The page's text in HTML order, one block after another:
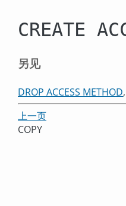
CREATE
另见
DROP ACCESS METHOD,
上一页
COPY